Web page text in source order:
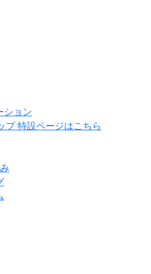
ション
プ 特設ページはこちら